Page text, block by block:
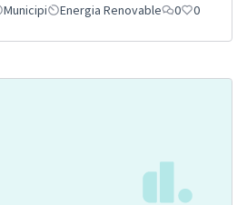
Municipi Energia Renovable 0 0